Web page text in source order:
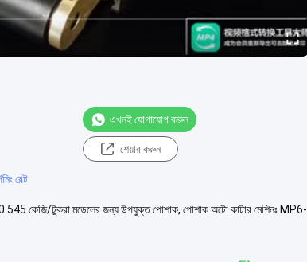
এখনই যোগাযোগ করুন
শেয়ার করুন
বেল্ট
0.545 কেজি/টুকরা মডেলের জন্য উপযুক্ত পোশাক, পোশাক অটো কাটার মেশিনঃ MP6-